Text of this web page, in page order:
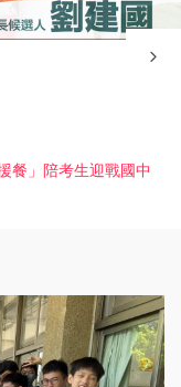
餐」陪考生迎戰國中